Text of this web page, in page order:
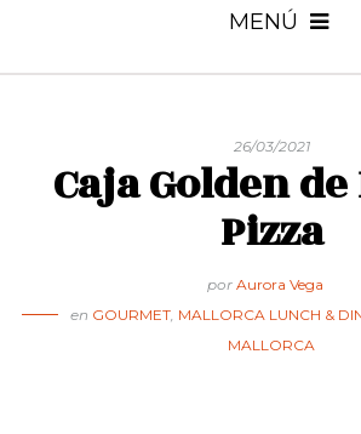
MENÚ
26/03/2021
Caja Golden de
Pizza
por Aurora Vega
en GOURMET, MALLORCA LUNCH &
MALLORCA